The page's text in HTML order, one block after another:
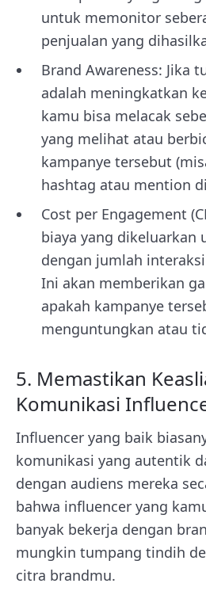
untuk memonitor
penjualan yang
Brand Awareness: Jika
adalah meningkatkan
kamu bisa melacak
yang melihat atau
kampanye tersebut
hashtag atau mention
Cost per Engagement
biaya yang dikeluarkan
dengan jumlah
Ini akan memberikan
apakah kampanye
menguntungkan atau
5. Memastikan
Komunikasi
Influencer yang baik
komunikasi yang autentik
dengan audiens mereka
bahwa influencer yang
banyak bekerja dengan
mungkin tumpang tindih
citra brandmu.